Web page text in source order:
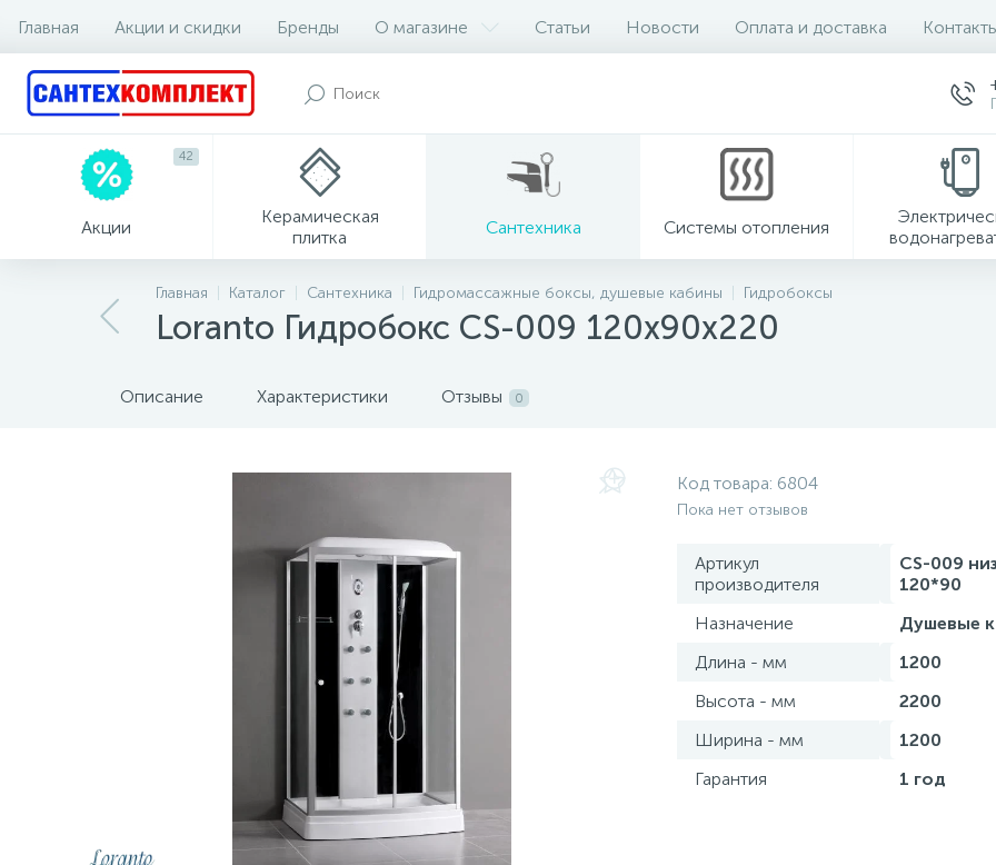
Главная Акции и скидки Бренды О магазине Статьи Новости Оплата и доставка
Акции
42
Керамическая
плитка
Сантехника Системы отопления
Главная Каталог Сантехника Гидромассажные боксы, душевые кабины Гидробоксы
Loranto Гидробокс CS-009 120х90х220
Описание Характеристики Отзывы 0
Код товара: 6804
Пока нет отзывов
Артикул
производителя
CS-009
120*90
Назначение
Душевые
Длина - мм
1200
Высота - мм
2200
Ширина - мм
1200
Гарантия
1 год